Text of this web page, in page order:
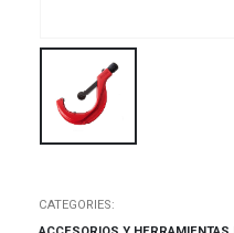
CATEGORIES: